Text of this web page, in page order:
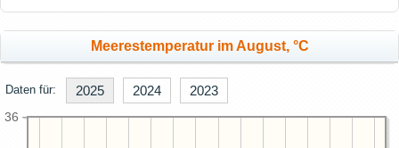
Meerestemperatur im August, °C
Daten für: 2025 2024 2023
36